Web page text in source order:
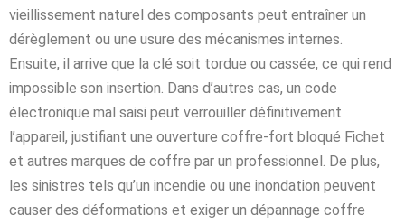
vieillissement naturel des composants peut entraîner un
dérèglement ou une usure des mécanismes internes.
Ensuite, il arrive que la clé soit tordue ou cassée, ce qui rend
impossible son insertion. Dans d’autres cas, un code
électronique mal saisi peut verrouiller définitivement
l’appareil, justifiant une ouverture coffre-fort bloqué Fichet
et autres marques de coffre par un professionnel. De plus,
les sinistres tels qu’un incendie ou une inondation peuvent
causer des déformations et exiger un dépannage coffre